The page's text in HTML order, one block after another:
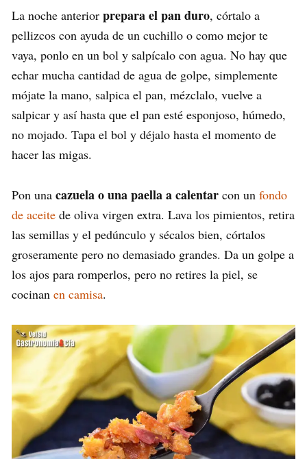
La noche anterior prepara el pan duro, córtalo a
pellizcos con ayuda de un cuchillo o como mejor te
vaya, ponlo en un bol y salpícalo con agua. No hay que
echar mucha cantidad de agua de golpe, simplemente
mójate la mano, salpica el pan, mézclalo, vuelve a
salpicar y así hasta que el pan esté esponjoso, húmedo,
no mojado. Tapa el bol y déjalo hasta el momento de
hacer las migas.
Pon una cazuela o una paella a calentar con un fondo
de aceite de oliva virgen extra. Lava los pimientos, retira
las semillas y el pedúnculo y sécalos bien, córtalos
groseramente pero no demasiado grandes. Da un golpe a
los ajos para romperlos, pero no retires la piel, se
cocinan en camisa.